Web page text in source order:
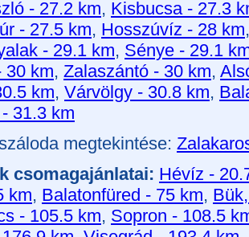
- 27.2 km, Kisbucsa - 27.3
- 27.5 km, Hosszúvíz - 28 km
- 29.1 km, Sénye - 29.1
30 km, Zalaszántó - 30 km,
km, Várvölgy - 30.8 km,
31.3 km
megtekintése:
csomagajánlatai: Hévíz -
km, Balatonfüred - 75 km,
- 105.5 km, Sopron - 108.5